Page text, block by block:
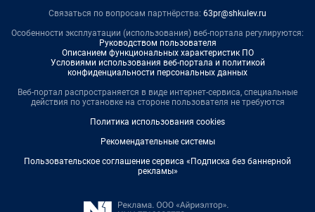
Связаться по вопросам партнёрства: 63pr@shkulev.ru
Особенности эксплуатации (использования) веб-портала регулируются:
Руководством пользователя
Описанием функциональных характеристик ПО
Условиями использования веб-портала и политикой
конфиденциальности персональных данных
Веб-портал распространяется в виде интернет-сервиса, специальные
действия по установке на стороне пользователя не требуются
Политика использования cookies
Рекомендательные системы
Пользовательское соглашение сервиса «Подписка без баннерной
рекламы»